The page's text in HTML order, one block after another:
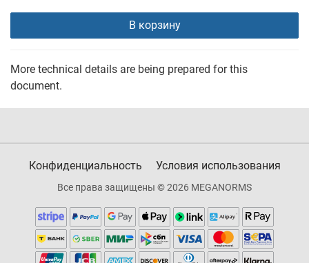
В корзину
More technical details are being prepared for this
document.
Конфиденциальность Условия использования
Все права защищены © 2026 MEGANORMS